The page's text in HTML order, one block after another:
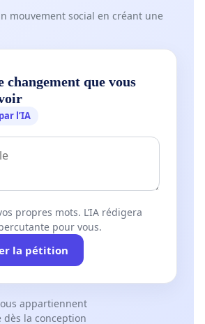
mouvement social en créant une
changement que vous
l’IA
propres mots. L’IA rédigera
pour vous.
la pétition
appartiennent
la conception